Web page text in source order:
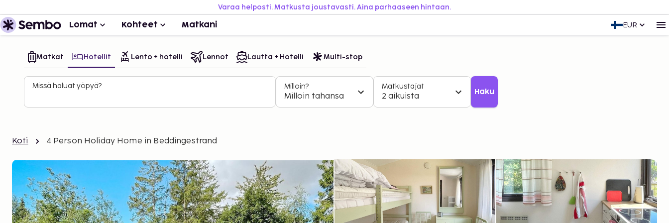
Varaa helposti. Matkusta joustavasti. Aina parhaaseen hintaan.
Lomat Kohteet Matkani EUR
Matkat Hotellit Lento + hotelli Lennot Lautta + Hotelli Multi-stop
Missä haluat yöpyä? Milloin?
Milloin tahansa
Matkustajat
2 aikuista Haku
Koti 4 Person Holiday Home in Beddingestrand